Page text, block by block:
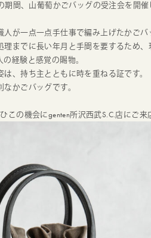
期間、山葡萄かごバッグの受注会を開催
が一点一点手仕事で編み上げたかごバ
までに長い年月と手間を要するため
経験と感覚の賜物。
、持ち主とともに時を重ねる証です。
かごバッグです。
の機会にgenten所沢西武S.C.店にご来